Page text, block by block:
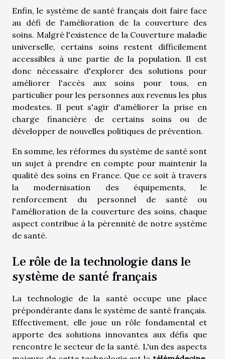
Enfin, le système de santé français doit faire face
au défi de l'amélioration de la couverture des
soins. Malgré l'existence de la Couverture maladie
universelle, certains soins restent difficilement
accessibles à une partie de la population. Il est
donc nécessaire d'explorer des solutions pour
améliorer l'accès aux soins pour tous, en
particulier pour les personnes aux revenus les plus
modestes. Il peut s'agir d'améliorer la prise en
charge financière de certains soins ou de
développer de nouvelles politiques de prévention.
En somme, les réformes du système de santé sont
un sujet à prendre en compte pour maintenir la
qualité des soins en France. Que ce soit à travers
la modernisation des équipements, le
renforcement du personnel de santé ou
l'amélioration de la couverture des soins, chaque
aspect contribue à la pérennité de notre système
de santé.
Le rôle de la technologie dans le
système de santé français
La technologie de la santé occupe une place
prépondérante dans le système de santé français.
Effectivement, elle joue un rôle fondamental et
apporte des solutions innovantes aux défis que
rencontre le secteur de la santé. L'un des aspects